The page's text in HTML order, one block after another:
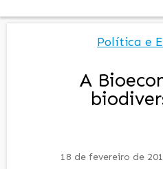
Política e
A
18 de fevereiro de